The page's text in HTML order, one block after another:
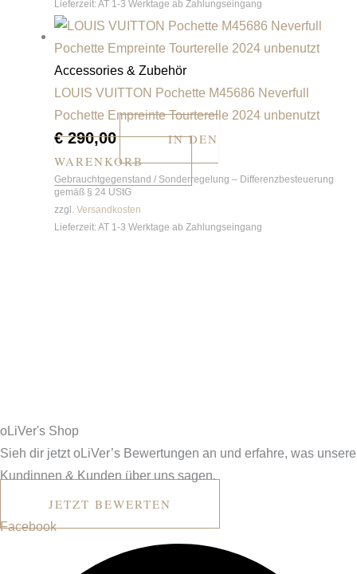
Lieferzeit: AT 1-3 Werktage ab Zahlungseingang
Accessories & Zubehör
LOUIS VUITTON Pochette M45686 Neverfull
Pochette Empreinte Tourterelle 2024 unbenutzt
€290,00
IN DEN
WARENKORB
Gebrauchtgegenstand / Sonderregelung – Differenzbesteuerung
gemäß § 24 UStG
zzgl. Versandkosten
Lieferzeit: AT 1-3 Werktage ab Zahlungseingang
oLiVer's Shop
Sieh dir jetzt oLiVer’s Bewertungen an und erfahre, was unsere
Kundinnen & Kunden über uns sagen.
JETZT BEWERTEN
Facebook